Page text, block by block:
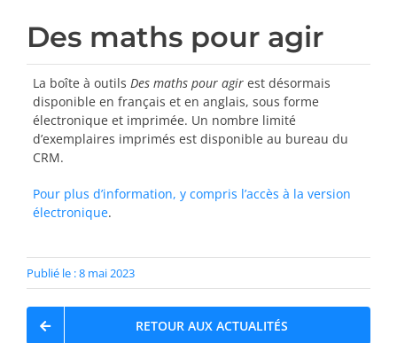
Des maths pour agir
La boîte à outilsDes maths pour agir est désormais
disponible en français et en anglais, sous forme
électronique et imprimée. Un nombre limité
d’exemplaires imprimés est disponible au bureau du
CRM.
Pour plus d’information, y compris l’accès à la version
électronique.
Publié le : 8 mai 2023
RETOUR AUX ACTUALITÉS